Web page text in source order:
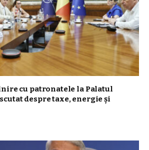
cu patronatele la Palatul
despre taxe, energie și